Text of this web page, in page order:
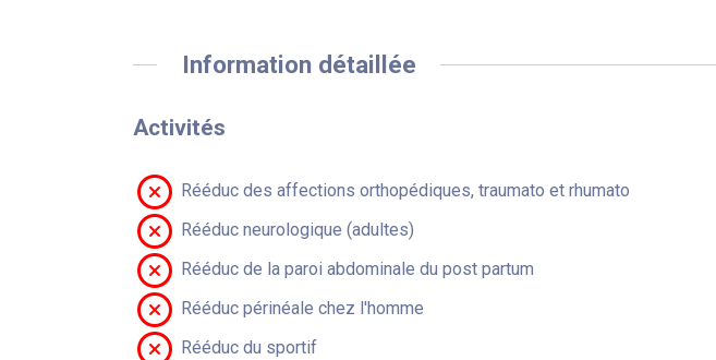
Information détaillée
Activités
Rééduc des affections orthopédiques, traumato et rhumato
Rééduc neurologique (adultes)
Rééduc de la paroi abdominale du post partum
Rééduc périnéale chez l'homme
Rééduc du sportif